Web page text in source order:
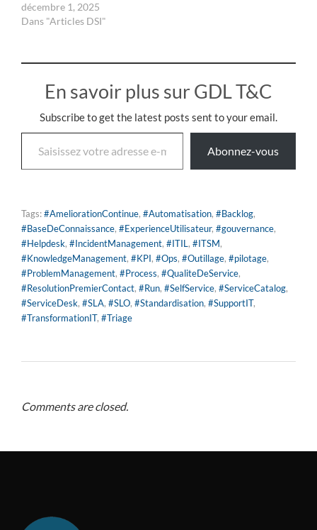
décembre 1, 2025
Dans "Articles DSI"
En savoir plus sur GDL T&C
Subscribe to get the latest posts sent to your email.
Abonnez-vous
Tags:#AmeliorationContinue, #Automatisation, #Backlog,
#BaseDeConnaissance, #ExperienceUtilisateur, #gouvernance,
#Helpdesk, #IncidentManagement, #ITIL, #ITSM,
#KnowledgeManagement, #KPI, #Ops, #Outillage, #pilotage,
#ProblemManagement, #Process, #QualiteDeService,
#ResolutionPremierContact, #Run, #SelfService, #ServiceCatalog,
#ServiceDesk, #SLA, #SLO, #Standardisation, #SupportIT,
#TransformationIT, #Triage
Comments are closed.